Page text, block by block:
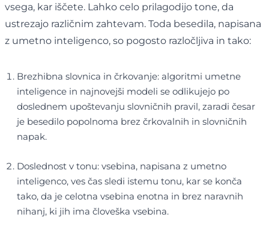
vsega, kar iščete. Lahko celo prilagodijo tone, da
ustrezajo različnim zahtevam. Toda besedila, napisana
z umetno inteligenco, so pogosto razločljiva in tako:
Brezhibna slovnica in črkovanje: algoritmi umetne
inteligence in najnovejši modeli se odlikujejo po
doslednem upoštevanju slovničnih pravil, zaradi česar
je besedilo popolnoma brez črkovalnih in slovničnih
napak.
Doslednost v tonu: vsebina, napisana z umetno
inteligenco, ves čas sledi istemu tonu, kar se konča
tako, da je celotna vsebina enotna in brez naravnih
nihanj, ki jih ima človeška vsebina.